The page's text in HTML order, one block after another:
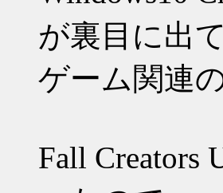
が裏目に出て
ゲーム関連
Fall Creators